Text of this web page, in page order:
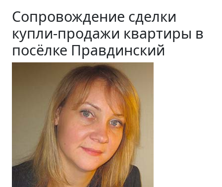
Сопровождение сделки
купли-продажи квартиры в
посёлке Правдинский